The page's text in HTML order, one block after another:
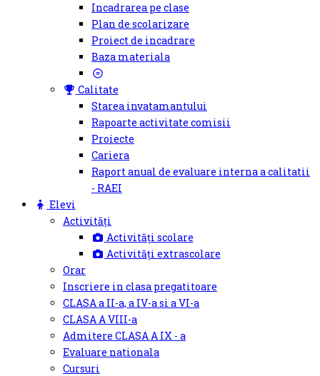
Incadrarea pe clase
Plan de scolarizare
Proiect de incadrare
Baza materiala
Calitate
Starea invatamantului
Rapoarte activitate comisii
Proiecte
Cariera
Raport anual de evaluare interna a calitatii
- RAEI
Elevi
Activități
Activități scolare
Activități extrascolare
Orar
Inscriere in clasa pregatitoare
CLASA a II-a, a IV-a si a VI-a
CLASA A VIII-a
Admitere CLASA A IX - a
Evaluare nationala
Cursuri